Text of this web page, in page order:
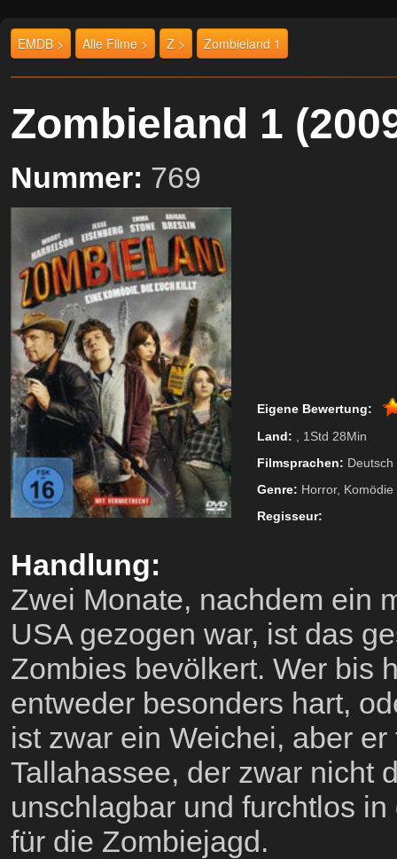
EMDB > Alle Filme > Z > Zombieland 1
Zombieland 1
Nummer: 769
Eigene Bewertung:
Land: , 1Std 28Min
Filmsprachen: Deutsch
Genre: Horror, Komödie
Regisseur:
Handlung:
Zwei Monate, nachdem ein
USA gezogen war, ist das
Zombies bevölkert. Wer bis
entweder besonders hart,
ist zwar ein Weichei, aber
Tallahassee, der zwar nicht
unschlagbar und furchtlos
für die Zombiejagd.